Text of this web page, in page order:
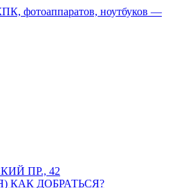
ПР., 42
КАК ДОБРАТЬСЯ?